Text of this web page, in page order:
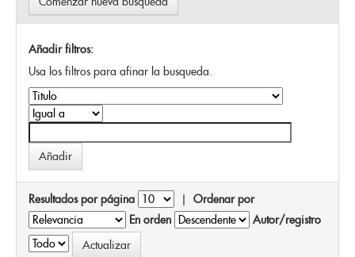
Añadir filtros:
Usa los filtros para afinar la busqueda.
Resultados por página | Ordenar por
En orden
Autor/registro